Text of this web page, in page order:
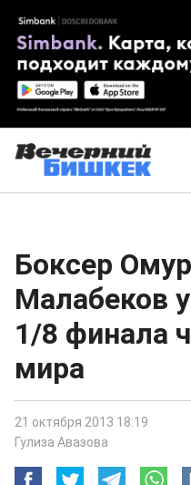
Боксер
Малабеков
1/8 финала
мира
21 октября 2013 18:19
Гулиза Авазова